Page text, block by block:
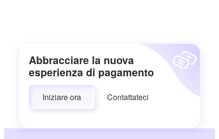
Abbracciare la nuova
esperienza di pagamento
Iniziare ora Contattateci